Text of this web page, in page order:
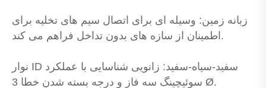
زبانه زمین: وسیله ای برای اتصال سیم های تخلیه برای
اطمینان از سازه های بدون تداخل فراهم می کند.
نوار ID سفید-سیاه-سفید: زانویی شناسایی با عملکرد
سوئیچینگ سه فاز و درجه بسته شدن خطا 3 Ø.